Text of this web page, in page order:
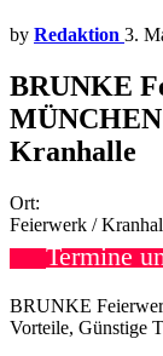
by Redaktion 3.
BRUNKE
Kranhalle
Ort:
Feierwerk /
Termine
BRUNKE
Vorteile, Günstige